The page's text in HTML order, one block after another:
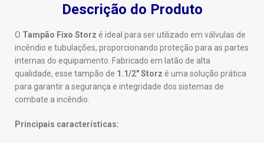
Descrição do Produto
O Tampão Fixo Storz é ideal para ser utilizado em válvulas de
incêndio e tubulações, proporcionando proteção para as partes
internas do equipamento. Fabricado em latão de alta
qualidade, esse tampão de 1.1/2″ Storz é uma solução prática
para garantir a segurança e integridade dos sistemas de
combate a incêndio.
Principais características: